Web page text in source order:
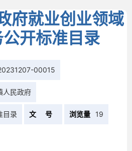
府就业创业领域
开标准目录
00015
人民政府
目录 文 号 浏览量 19